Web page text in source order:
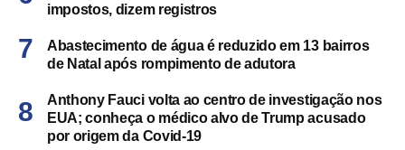
impostos, dizem registros
Abastecimento de água é reduzido em 13 bairros
de Natal após rompimento de adutora
Anthony Fauci volta ao centro de investigação nos
EUA; conheça o médico alvo de Trump acusado
por origem da Covid-19